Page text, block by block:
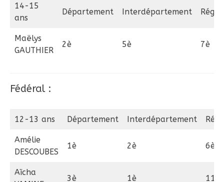
14-15
ans
Département Interdépartement
Maëlys
GAUTHIER
2è 5è 7è
Fédéral :
12-13 ans Département Interdépartement
Amélie
DESCOUBES
1è 2è 6è
Aïcha
3è 1è 11è